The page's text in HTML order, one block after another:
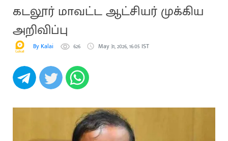
கடலூர் மாவட்ட ஆட்சியர் முக்கிய
அறிவிப்பு
By Kalai 626 May 31, 2026, 16:05 IST